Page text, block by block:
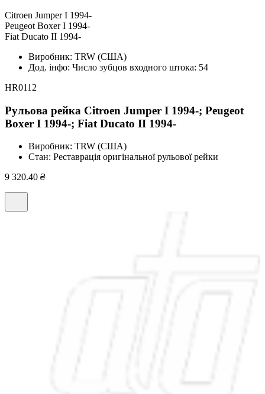
Citroen Jumper I 1994-
Peugeot Boxer I 1994-
Fiat Ducato II 1994-
Виробник: TRW (США)
Дод. інфо: Число зубцов входного штока: 54
HR0112
Рульова рейка Citroen Jumper I 1994-; Peugeot
Boxer I 1994-; Fiat Ducato II 1994-
Виробник: TRW (США)
Стан: Реставрація оригінальної рульової рейки
9 320.40 ₴